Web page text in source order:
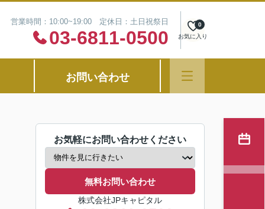
営業時間：10:00~19:00 定休日：土日祝祭日
03-6811-0500 お気に入り
0
お問い合わせ
お気軽にお問い合わせください
無料お問い合わせ
株式会社JPキャピタル